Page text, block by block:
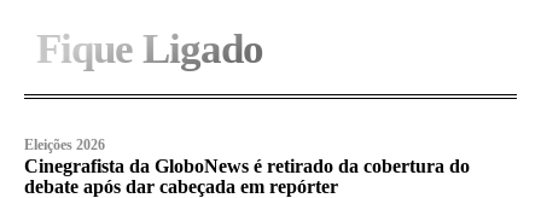
Fique Ligado
Eleições 2026
Cinegrafista da GloboNews é retirado da cobertura do
debate após dar cabeçada em repórter